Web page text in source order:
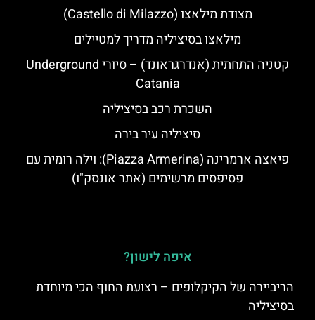
מצודת מילאצו (Castello di Milazzo)
מילאצו בסיציליה מדריך למטיילים
קטניה התחתית (אנדרגראונד) – סיורי Underground
Catania
השכרת רכב בסיציליה
סיציליה עיר בירה
פיאצה ארמרינה (Piazza Armerina): וילה רומית עם
פסיפסים מרשימים (אתר אונסק"ו)
איפה לישון?
הריביירה של הקיקלופים – רצועת החוף הכי מיוחדת
בסיציליה